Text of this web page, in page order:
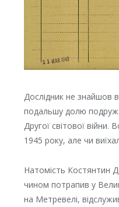
Дослідник не знайшов
подальшу долю
Другої світової
1945 року, але чи
Натомість Костянтин
чином потрапив у
на Метревелі,